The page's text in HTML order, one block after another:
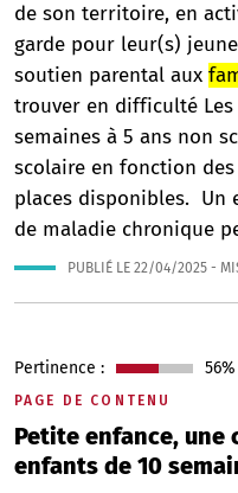
de son territoire, en
garde pour leur(s)
soutien parental aux
trouver en difficulté
semaines à 5 ans non
scolaire en fonction
places disponibles. Un
de maladie chronique
PUBLIÉ LE 22/04/2025 -
PAGE DE CONTENU
Petite enfance, une
enfants de 10
Pertinence : 56%